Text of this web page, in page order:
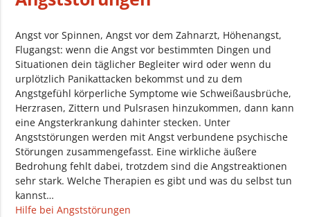
Angst vor Spinnen, Angst vor dem Zahnarzt, Höhenangst,
Flugangst: wenn die Angst vor bestimmten Dingen und
Situationen dein täglicher Begleiter wird oder wenn du
urplötzlich Panikattacken bekommst und zu dem
Angstgefühl körperliche Symptome wie Schweißausbrüche,
Herzrasen, Zittern und Pulsrasen hinzukommen, dann kann
eine Angsterkrankung dahinter stecken. Unter
Angststörungen werden mit Angst verbundene psychische
Störungen zusammengefasst. Eine wirkliche äußere
Bedrohung fehlt dabei, trotzdem sind die Angstreaktionen
sehr stark. Welche Therapien es gibt und was du selbst tun
kannst…
Hilfe bei Angststörungen